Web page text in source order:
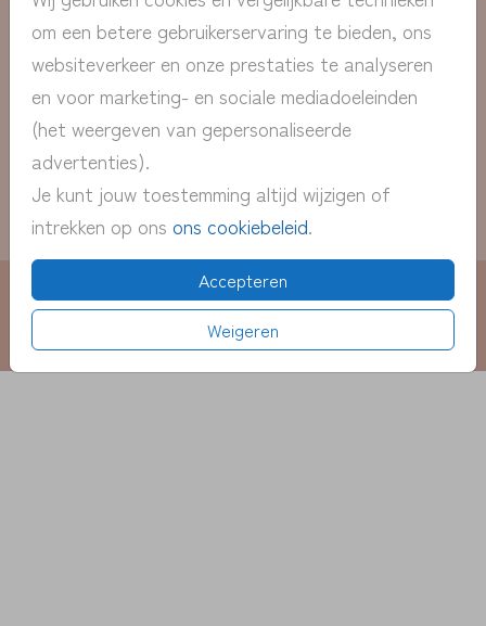
om een betere gebruikerservaring te bieden, ons
websiteverkeer en onze prestaties te analyseren
en voor marketing- en sociale mediadoeleinden
(het weergeven van gepersonaliseerde
advertenties).
Je kunt jouw toestemming altijd wijzigen of
intrekken op ons ons cookiebeleid.
Accepteren
Weigeren
Collectie
Informatie
Extra's
Contact
Privacy statement Algemene Voorwaarden Cookiebeleid
© 2021 Mijksje-geboortekaartjes